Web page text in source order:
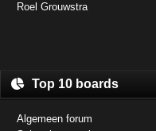
Roel Grouwstra
Top 10 boards
Algemeen forum